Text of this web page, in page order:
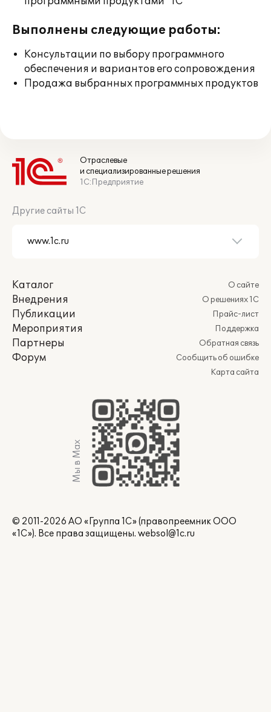
Выполнены следующие работы:
Консультации по выбору программного
обеспечения и вариантов его сопровождения
Продажа выбранных программных продуктов
Отраслевые
и специализированные решения
1С:Предприятие
Другие сайты 1С
Каталог
Внедрения
Публикации
Мероприятия
Партнеры
Форум
О сайте
О решениях 1С
Прайс-лист
Поддержка
Обратная связь
Сообщить об ошибке
Карта сайта
Мы в Max
© 2011-2026 АО «Группа 1С» (правопреемник ООО
«1С»). Все права защищены. websol@1c.ru